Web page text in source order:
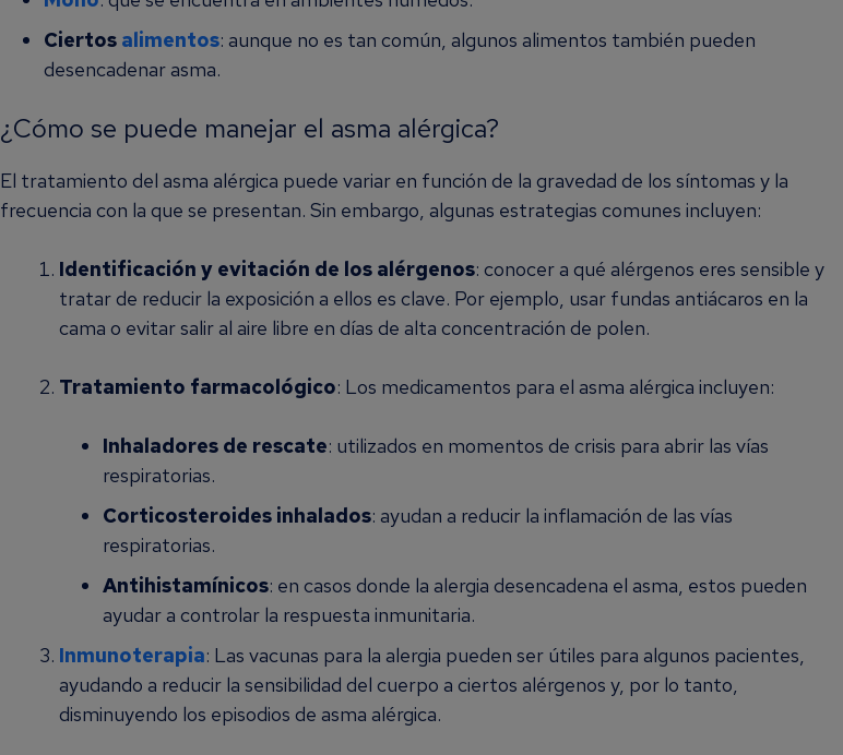
Ciertos alimentos: aunque no es tan común, algunos alimentos también pueden
desencadenar asma.
¿Cómo se puede manejar el asma alérgica?
El tratamiento del asma alérgica puede variar en función de la gravedad de los síntomas y la
frecuencia con la que se presentan. Sin embargo, algunas estrategias comunes incluyen:
Identificación y evitación de los alérgenos: conocer a qué alérgenos eres sensible y
tratar de reducir la exposición a ellos es clave. Por ejemplo, usar fundas antiácaros en la
cama o evitar salir al aire libre en días de alta concentración de polen.
Tratamiento farmacológico: Los medicamentos para el asma alérgica incluyen:
Inhaladores de rescate: utilizados en momentos de crisis para abrir las vías
respiratorias.
Corticosteroides inhalados: ayudan a reducir la inflamación de las vías
respiratorias.
Antihistamínicos: en casos donde la alergia desencadena el asma, estos pueden
ayudar a controlar la respuesta inmunitaria.
Inmunoterapia: Las vacunas para la alergia pueden ser útiles para algunos pacientes,
ayudando a reducir la sensibilidad del cuerpo a ciertos alérgenos y, por lo tanto,
disminuyendo los episodios de asma alérgica.